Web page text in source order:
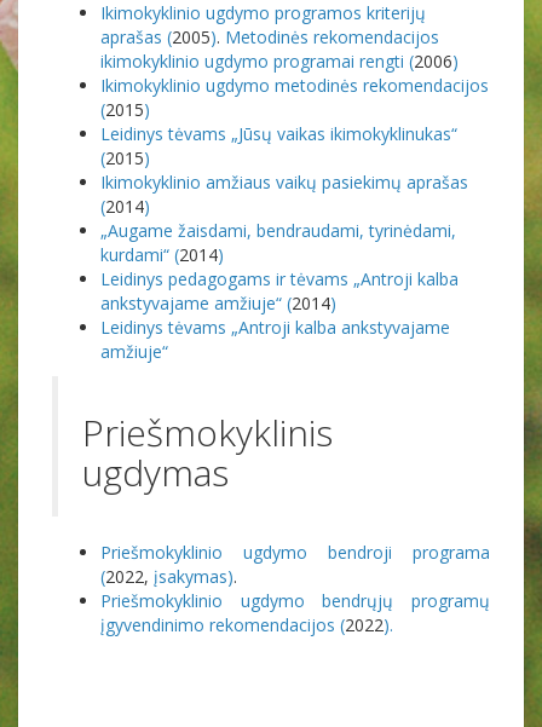
Ikimokyklinio ugdymo programos kriterijų
aprašas (2005). Metodinės rekomendacijos
ikimokyklinio ugdymo programai rengti (2006)
Ikimokyklinio ugdymo metodinės rekomendacijos
(2015)
Leidinys tėvams „Jūsų vaikas ikimokyklinukas“
(2015)
Ikimokyklinio amžiaus vaikų pasiekimų aprašas
(2014)
„Augame žaisdami, bendraudami, tyrinėdami,
kurdami“ (2014)
Leidinys pedagogams ir tėvams „Antroji kalba
ankstyvajame amžiuje“ (2014)
Leidinys tėvams „Antroji kalba ankstyvajame
amžiuje“
Priešmokyklinis
ugdymas
Priešmokyklinio ugdymo bendroji programa
(2022, įsakymas).
Priešmokyklinio ugdymo bendrųjų programų
įgyvendinimo rekomendacijos (2022).